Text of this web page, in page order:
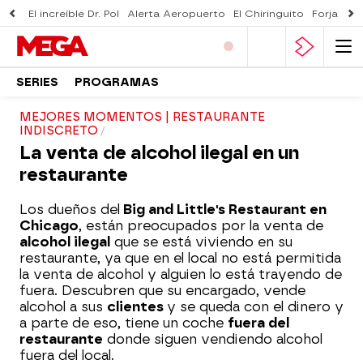
El increíble Dr. Pol Alerta Aeropuerto El Chiringuito Forjado
SERIES PROGRAMAS
MEJORES MOMENTOS | RESTAURANTE
INDISCRETO
La venta de alcohol ilegal en un
restaurante
Los dueños del Big and Little's Restaurant en
Chicago, están preocupados por la venta de
alcohol ilegal que se está viviendo en su
restaurante, ya que en el local no está permitida
la venta de alcohol y alguien lo está trayendo de
fuera. Descubren que su encargado, vende
alcohol a sus clientes y se queda con el dinero y
a parte de eso, tiene un coche fuera del
restaurante donde siguen vendiendo alcohol
fuera del local.